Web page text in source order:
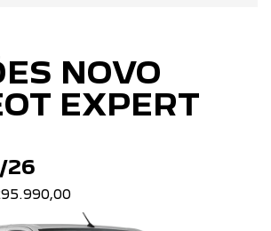
NOVO
EXPERT
26